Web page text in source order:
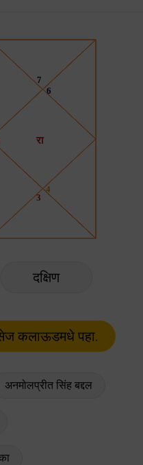
दक्षिण
अनमोलप्रीत सिंह बद्दल